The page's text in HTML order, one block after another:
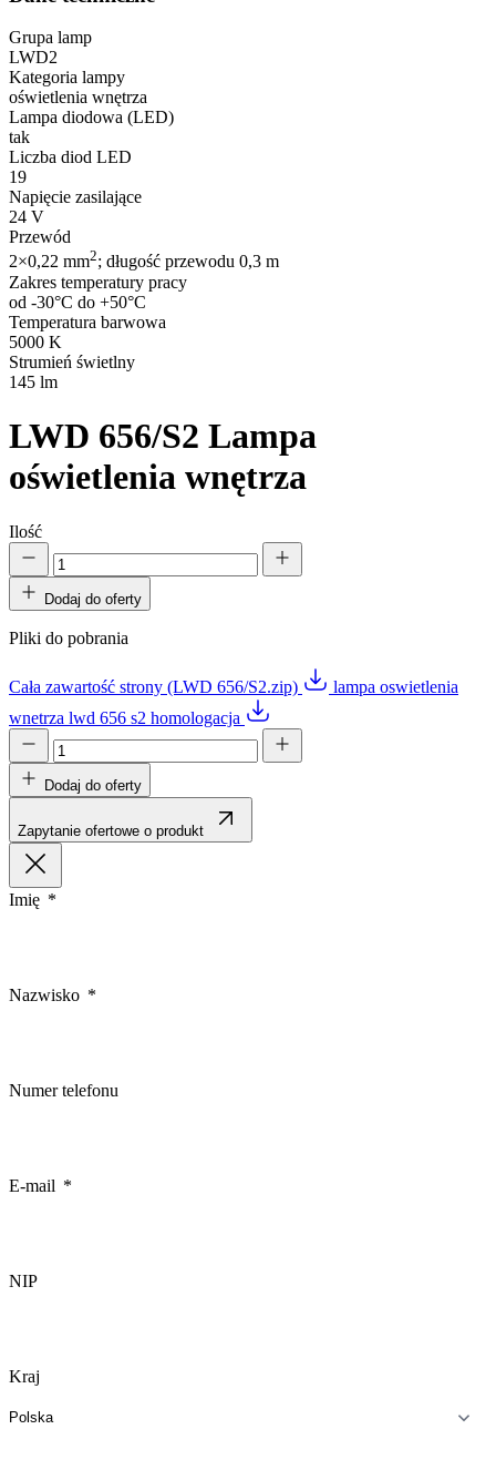
Grupa lamp
LWD2
Kategoria lampy
oświetlenia wnętrza
Lampa diodowa (LED)
tak
Liczba diod LED
19
Napięcie zasilające
24 V
Przewód
2×0,22 mm2; długość przewodu 0,3 m
Zakres temperatury pracy
od -30°C do +50°C
Temperatura barwowa
5000 K
Strumień świetlny
145 lm
LWD 656/S2 Lampa
oświetlenia wnętrza
Ilość
Dodaj do oferty
Pliki do pobrania
Cała zawartość strony (LWD 656/S2.zip)
lampa oswietlenia
wnetrza lwd 656 s2 homologacja
Dodaj do oferty
Zapytanie ofertowe o produkt
Imię
Nazwisko
Numer telefonu
E-mail
NIP
Kraj